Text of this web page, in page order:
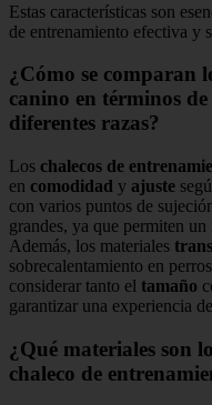
Estas características son
de entrenamiento efectiva y
¿Cómo se comparan
canino en términos
diferentes razas?
Los chalecos de
en comodidad y ajuste
con varios puntos de
grandes, ya que permiten un
Además, los materiales
sobrecalentamiento en
considerar tanto el tamaño
garantizar una experiencia
¿Qué materiales son
chaleco de